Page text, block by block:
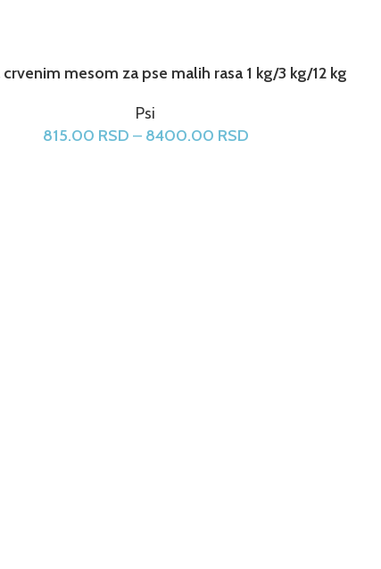
crvenim mesom za pse malih rasa 1 kg/3 kg/12 kg
Psi
815.00 RSD – 8400.00 RSD